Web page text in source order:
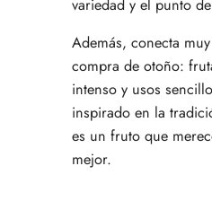
variedad y el punto
Además, conecta
compra de otoño:
intenso y usos
inspirado en la
es un fruto que
mejor.